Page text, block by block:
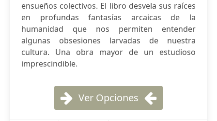
ensueños colectivos. El libro desvela sus raíces
en profundas fantasías arcaicas de la
humanidad que nos permiten entender
algunas obsesiones larvadas de nuestra
cultura. Una obra mayor de un estudioso
imprescindible.
Ver Opciones